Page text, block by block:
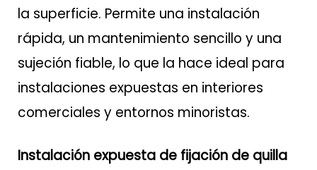
la superficie. Permite una instalación
rápida, un mantenimiento sencillo y una
sujeción fiable, lo que la hace ideal para
instalaciones expuestas en interiores
comerciales y entornos minoristas.
Instalación expuesta de fijación de quilla